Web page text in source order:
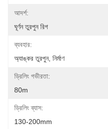
আদর্শ:
ঘূর্ণন তুরপুন রিগ
ব্যবহার:
অ্যাঙ্কর তুরপুন, নির্মাণ
ড্রিলিং গভীরতা:
80m
ড্রিলিং ব্যাস:
130-200mm